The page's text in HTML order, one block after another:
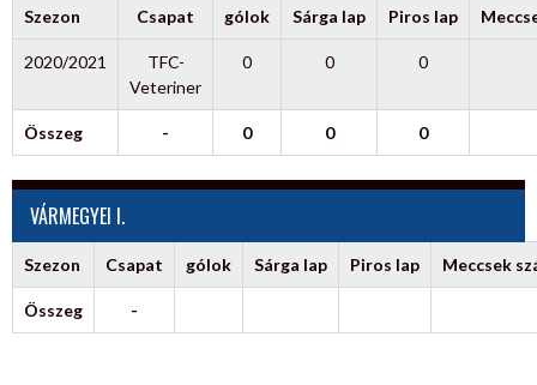
Szezon Csapat gólok Sárga lap Piros lap
2020/2021
TFC-
Veteriner
0 0 0
Összeg - 0 0 0
VÁRMEGYEI I.
Szezon Csapat gólok Sárga lap Piros lap Meccsek
Összeg -